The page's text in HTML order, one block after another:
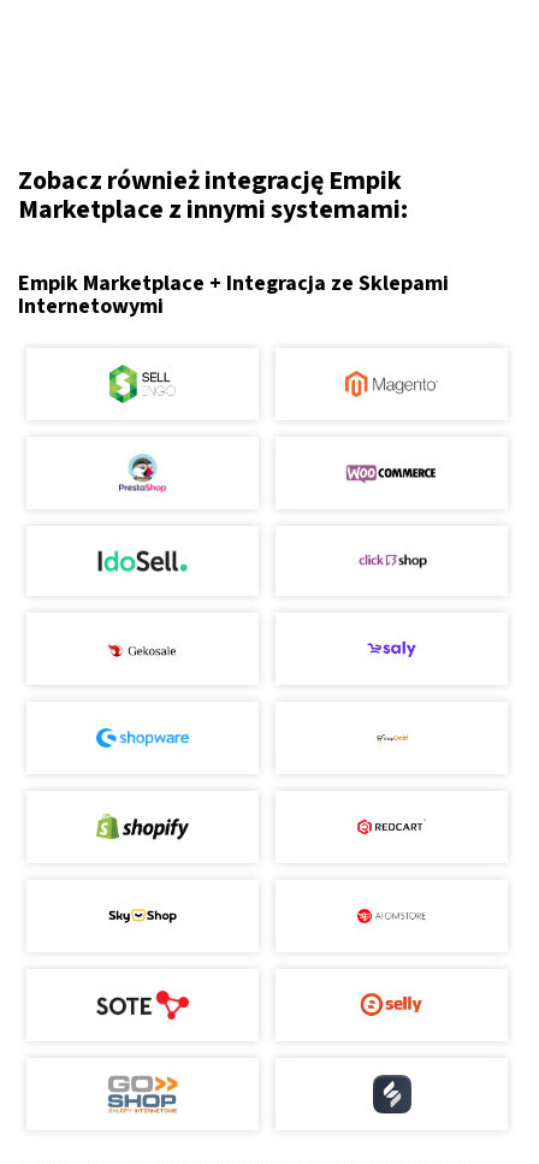
Zobacz również integrację Empik
Marketplace z innymi systemami:
Empik Marketplace + Integracja ze Sklepami
Internetowymi